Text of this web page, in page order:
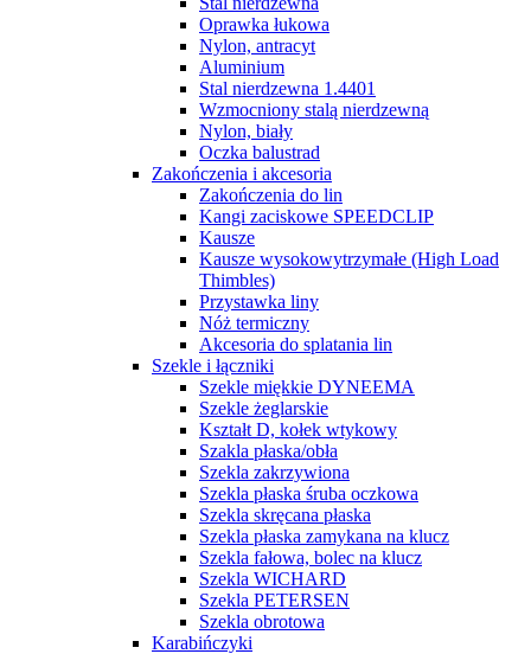
Oprawka łukowa
Nylon, antracyt
Aluminium
Stal nierdzewna 1.4401
Wzmocniony stalą nierdzewną
Nylon, biały
Oczka balustrad
Zakończenia i akcesoria
Zakończenia do lin
Kangi zaciskowe SPEEDCLIP
Kausze
Kausze wysokowytrzymałe (High Load
Thimbles)
Przystawka liny
Nóż termiczny
Akcesoria do splatania lin
Szekle i łączniki
Szekle miękkie DYNEEMA
Szekle żeglarskie
Kształt D, kołek wtykowy
Szakla płaska/obła
Szekla zakrzywiona
Szekla płaska śruba oczkowa
Szekla skręcana płaska
Szekla płaska zamykana na klucz
Szekla fałowa, bolec na klucz
Szekla WICHARD
Szekla PETERSEN
Szekla obrotowa
Karabińczyki